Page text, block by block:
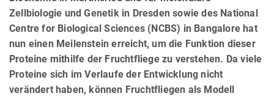
Zellbiologie und Genetik in Dresden sowie des National
Centre for Biological Sciences (NCBS) in Bangalore hat
nun einen Meilenstein erreicht, um die Funktion dieser
Proteine mithilfe der Fruchtfliege zu verstehen. Da viele
Proteine sich im Verlaufe der Entwicklung nicht
verändert haben, können Fruchtfliegen als Modell